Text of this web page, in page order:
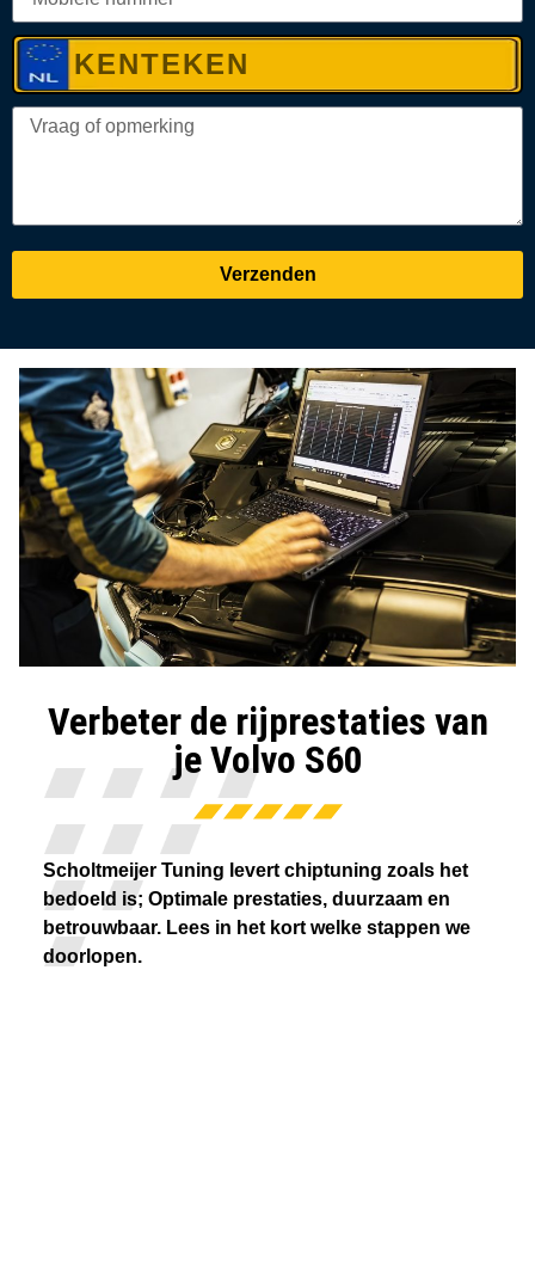
Verzenden
Verbeter de rijprestaties van
je Volvo S60
Scholtmeijer Tuning levert chiptuning zoals het
bedoeld is; Optimale prestaties, duurzaam en
betrouwbaar. Lees in het kort welke stappen we
doorlopen.